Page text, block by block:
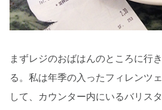
まずレジのおばはんのところに行
る。私は年季の入ったフィレンツ
して、カウンター内にいるバリス